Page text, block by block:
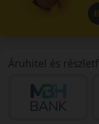
Áruhitel és